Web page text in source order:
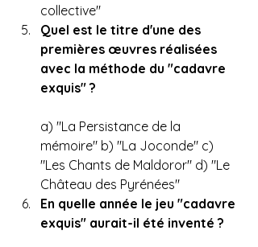
collective"
Quel est le titre d'une des
premières œuvres réalisées
avec la méthode du "cadavre
exquis" ?
a) "La Persistance de la
mémoire" b) "La Joconde" c)
"Les Chants de Maldoror" d) "Le
Château des Pyrénées"
En quelle année le jeu "cadavre
exquis" aurait-il été inventé ?